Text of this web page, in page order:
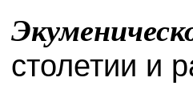
столетии и